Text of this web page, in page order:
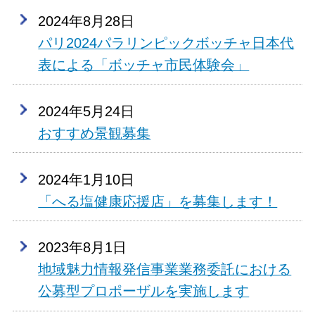
2024年8月28日
パリ2024パラリンピックボッチャ日本代
表による「ボッチャ市民体験会」
2024年5月24日
おすすめ景観募集
2024年1月10日
「へる塩健康応援店」を募集します！
2023年8月1日
地域魅力情報発信事業業務委託における
公募型プロポーザルを実施します